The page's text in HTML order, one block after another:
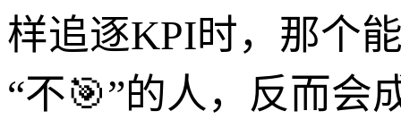
样追逐KPI时，那个
“不🎯”的人，反而会